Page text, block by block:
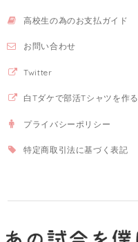
高校生の為のお支払ガイド
お問い合わせ
Twitter
白Tダケで部活Tシャツを作る
プライバシーポリシー
特定商取引法に基づく表記